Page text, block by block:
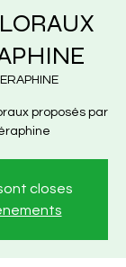
proposés par
closes